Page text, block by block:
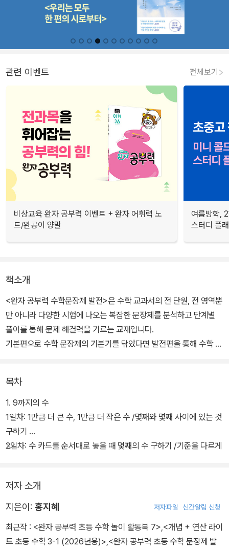
관련 이벤트 전체보기
비상교육 완자 공부력 이벤트 + 완자 어휘력 노
트/완공이 양말
여름방학,
스터디 플
책소개
<완자 공부력 수학문장제 발전>은 수학 교과서의 전 단원, 전 영역뿐
만 아니라 다양한 시험에 나오는 복잡한 문장제를 분석하고 단계별
풀이를 통해 문제 해결력을 기르는 교재입니다.
기본편으로 수학 문장제의 기본기를 닦았다면 발전편을 통해 수학 문
목차
1. 9까지의 수
1일차: 1만큼 더 큰 수, 1만큼 더 작은 수 /몇째와 몇째 사이에 있는 것
구하기
2일차: 수 카드를 순서대로 놓을 때 몇째의 수 구하기 /기준을 다르게
저자 소개
지은이: 홍지혜 저자파일 신간알림 신청
최근작 : <완자 공부력 초등 수학 놀이 활동북 7>,<개념 + 연산 라이
트 초등 수학 3-1 (2026년용)>,<완자 공부력 초등 수학 문장제 발